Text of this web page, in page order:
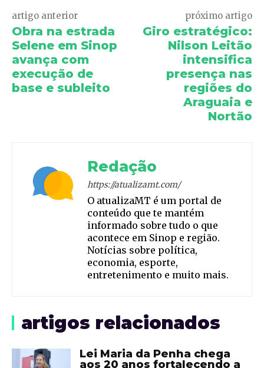
artigo anterior
Obra na estrada
Selene em Sinop
avança com
execução de
base e subleito
próximo artigo
Giro estratégico:
Nilson Leitão
intensifica
presença nas
regiões do
Araguaia e
Nortão
Redação
https://atualizamt.com/
O atualizaMT é um portal de
conteúdo que te mantém
informado sobre tudo o que
acontece em Sinop e região.
Notícias sobre política,
economia, esporte,
entretenimento e muito mais.
artigos relacionados
Lei Maria da Penha chega
aos 20 anos fortalecendo a